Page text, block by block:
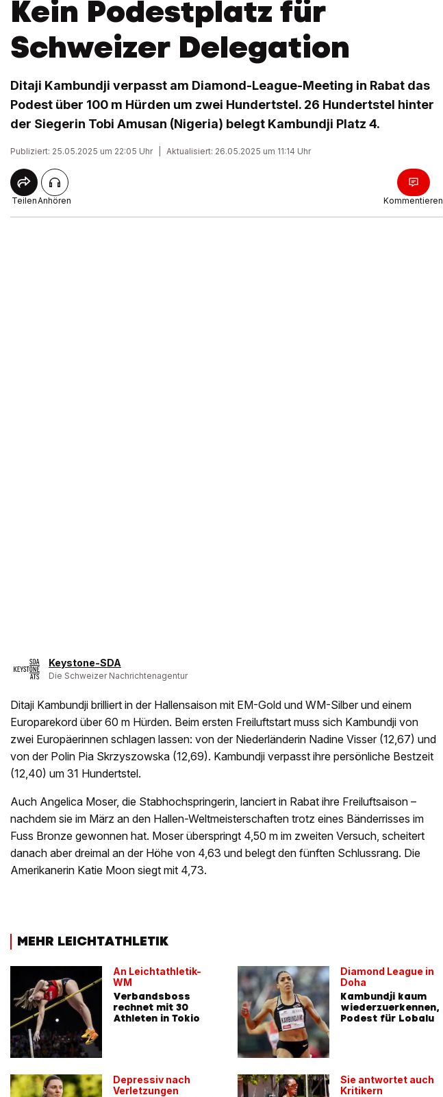
Kein Podestplatz für
Schweizer Delegation
Ditaji Kambundji verpasst am Diamond-League-Meeting in Rabat das
Podest über 100 m Hürden um zwei Hundertstel. 26 Hundertstel hinter
der Siegerin Tobi Amusan (Nigeria) belegt Kambundji Platz 4.
Publiziert: 25.05.2025 um 22:05 Uhr Aktualisiert: 26.05.2025 um 11:14 Uhr
TeilenAnhören Kommentieren
Keystone-SDA
Die Schweizer Nachrichtenagentur
Ditaji Kambundji brilliert in der Hallensaison mit EM-Gold und WM-Silber und einem
Europarekord über 60 m Hürden. Beim ersten Freiluftstart muss sich Kambundji von
zwei Europäerinnen schlagen lassen: von der Niederländerin Nadine Visser (12,67) und
von der Polin Pia Skrzyszowska (12,69). Kambundji verpasst ihre persönliche Bestzeit
(12,40) um 31 Hundertstel.
Auch Angelica Moser, die Stabhochspringerin, lanciert in Rabat ihre Freiluftsaison –
nachdem sie im März an den Hallen-Weltmeisterschaften trotz eines Bänderrisses im
Fuss Bronze gewonnen hat. Moser überspringt 4,50 m im zweiten Versuch, scheitert
danach aber dreimal an der Höhe von 4,63 und belegt den fünften Schlussrang. Die
Amerikanerin Katie Moon siegt mit 4,73.
MEHR LEICHTATHLETIK
An Leichtathletik-
WM
Verbandsboss
rechnet mit 30
Athleten in Tokio
Depressiv nach
Verletzungen
Diamond League in
Doha
Kambundji kaum
wiederzuerkennen,
Podest für Lobalu
Sie antwortet auch
Kritikern